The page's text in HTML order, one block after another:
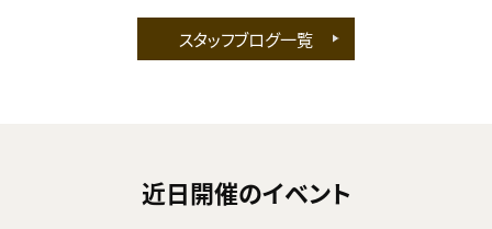
スタッフブログ一覧
近日開催のイベント